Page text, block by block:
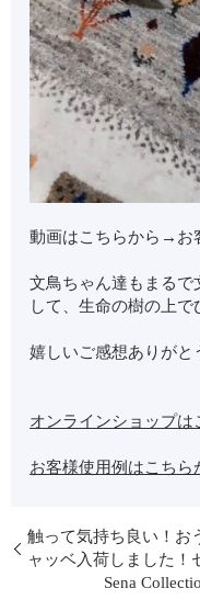
動画はこちらから→ お
文鳥ちゃん達もまる
して、生命の樹の上で
嬉しいご感想ありがと
オンラインショップは
お客様使用例はこちら
触って気持ち良い！お
ャッベ入荷しました！
Sena